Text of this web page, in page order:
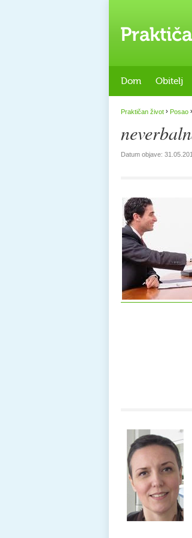
Dom Obitelj
Praktičan život › Posao ›
Datum objave: